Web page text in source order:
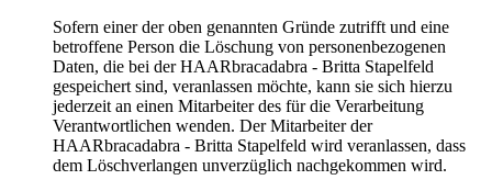
Sofern einer der oben genannten Gründe zutrifft und eine
betroffene Person die Löschung von personenbezogenen
Daten, die bei der HAARbracadabra - Britta Stapelfeld
gespeichert sind, veranlassen möchte, kann sie sich hierzu
jederzeit an einen Mitarbeiter des für die Verarbeitung
Verantwortlichen wenden. Der Mitarbeiter der
HAARbracadabra - Britta Stapelfeld wird veranlassen, dass
dem Löschverlangen unverzüglich nachgekommen wird.